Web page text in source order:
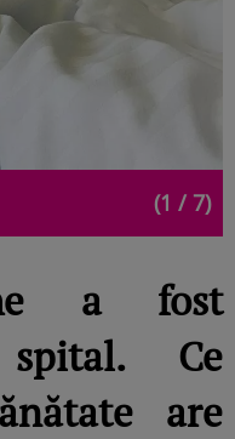
(1 / 7)
a fost
Ce
are